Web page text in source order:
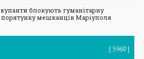
блокують гуманітарну
порятунку мешканців Маріуполя
5960